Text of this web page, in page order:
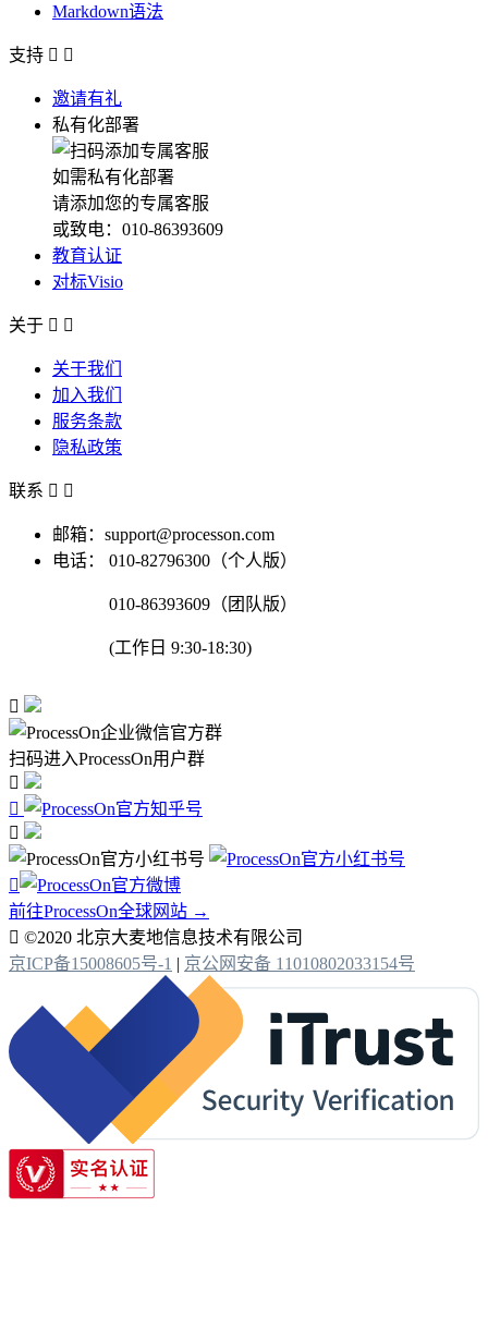
Markdown语法
支持  
邀请有礼
私有化部署
如需私有化部署
请添加您的专属客服
或致电：010-86393609
教育认证
对标Visio
关于  
关于我们
加入我们
服务条款
隐私政策
联系  
邮箱：support@processon.com
电话：
010-82796300（个人版）
010-86393609（团队版）
(工作日 9:30-18:30)

扫码进入ProcessOn用户群




前往ProcessOn全球网站 →
 ©2020 北京大麦地信息技术有限公司
京ICP备15008605号-1 | 京公网安备 11010802033154号